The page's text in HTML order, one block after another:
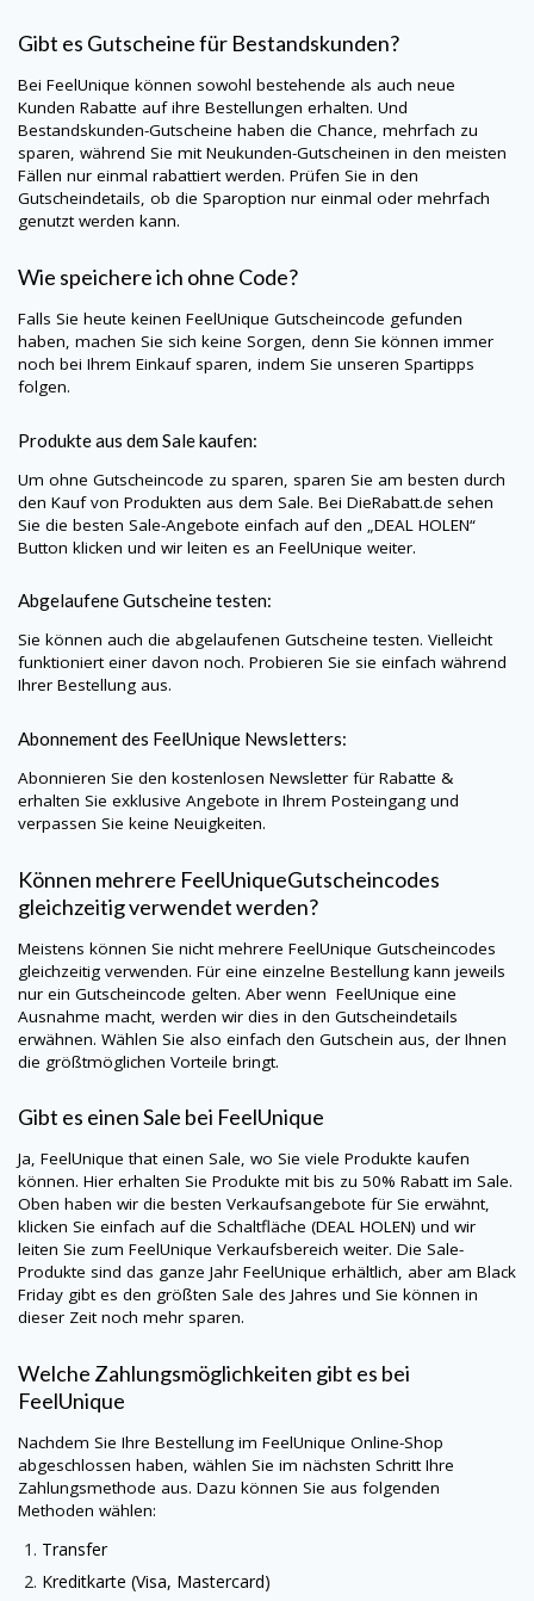
Gibt es Gutscheine für Bestandskunden?
Bei FeelUnique können sowohl bestehende als auch neue
Kunden Rabatte auf ihre Bestellungen erhalten. Und
Bestandskunden-Gutscheine haben die Chance, mehrfach zu
sparen, während Sie mit Neukunden-Gutscheinen in den meisten
Fällen nur einmal rabattiert werden. Prüfen Sie in den
Gutscheindetails, ob die Sparoption nur einmal oder mehrfach
genutzt werden kann.
Wie speichere ich ohne Code?
Falls Sie heute keinen FeelUnique Gutscheincode gefunden
haben, machen Sie sich keine Sorgen, denn Sie können immer
noch bei Ihrem Einkauf sparen, indem Sie unseren Spartipps
folgen.
Produkte aus dem Sale kaufen:
Um ohne Gutscheincode zu sparen, sparen Sie am besten durch
den Kauf von Produkten aus dem Sale. Bei DieRabatt.de sehen
Sie die besten Sale-Angebote einfach auf den „DEAL HOLEN“
Button klicken und wir leiten es an FeelUnique weiter.
Abgelaufene Gutscheine testen:
Sie können auch die abgelaufenen Gutscheine testen. Vielleicht
funktioniert einer davon noch. Probieren Sie sie einfach während
Ihrer Bestellung aus.
Abonnement des FeelUnique Newsletters:
Abonnieren Sie den kostenlosen Newsletter für Rabatte &
erhalten Sie exklusive Angebote in Ihrem Posteingang und
verpassen Sie keine Neuigkeiten.
Können mehrere FeelUniqueGutscheincodes
gleichzeitig verwendet werden?
Meistens können Sie nicht mehrere FeelUnique Gutscheincodes
gleichzeitig verwenden. Für eine einzelne Bestellung kann jeweils
nur ein Gutscheincode gelten. Aber wenn FeelUnique eine
Ausnahme macht, werden wir dies in den Gutscheindetails
erwähnen. Wählen Sie also einfach den Gutschein aus, der Ihnen
die größtmöglichen Vorteile bringt.
Gibt es einen Sale bei FeelUnique
Ja, FeelUniquethat einen Sale, wo Sie viele Produkte kaufen
können. Hier erhalten Sie Produkte mit bis zu 50% Rabatt im Sale.
Oben haben wir die besten Verkaufsangebote für Sie erwähnt,
klicken Sie einfach auf die Schaltfläche (DEAL HOLEN) und wir
leiten Sie zum FeelUnique Verkaufsbereich weiter. Die Sale-
Produkte sind das ganze Jahr FeelUnique erhältlich, aber am Black
Friday gibt es den größten Sale des Jahres und Sie können in
dieser Zeit noch mehr sparen.
Welche Zahlungsmöglichkeiten gibt es bei
FeelUnique
Nachdem Sie Ihre Bestellung im FeelUnique Online-Shop
abgeschlossen haben, wählen Sie im nächsten Schritt Ihre
Zahlungsmethode aus. Dazu können Sie aus folgenden
Methoden wählen:
Transfer
Kreditkarte (Visa, Mastercard)